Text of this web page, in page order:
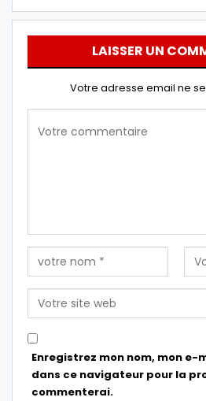
LAISSER UN
Votre adresse email ne
Enregistrez mon nom, mon e-
dans ce navigateur pour la
commenterai.